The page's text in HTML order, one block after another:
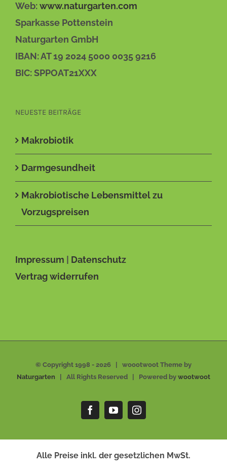
Web:www.naturgarten.com
Sparkasse Pottenstein
Naturgarten GmbH
IBAN: AT 19 2024 5000 0035 9216
BIC: SPPOAT21XXX
NEUESTE BEITRÄGE
Makrobiotik
Darmgesundheit
Makrobiotische Lebensmittel zu
Vorzugspreisen
Impressum
Datenschutz
Vertrag widerrufen
© Copyright 1998 - 2026 | woootwoot Theme by
Naturgarten | All Rights Reserved | Powered by wootwoot
FacebookYouTubeInstagram
Alle Preise inkl. der gesetzlichen MwSt.